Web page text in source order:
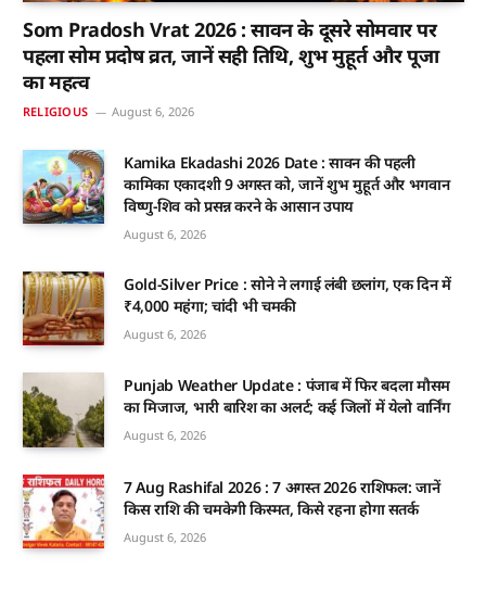
Som Pradosh Vrat 2026 : सावन के दूसरे सोमवार पर
पहला सोम प्रदोष व्रत, जानें सही तिथि, शुभ मुहूर्त और पूजा
का महत्व
RELIGIOUS August 6, 2026
Kamika Ekadashi 2026 Date : सावन की पहली
कामिका एकादशी 9 अगस्त को, जानें शुभ मुहूर्त और भगवान
विष्णु-शिव को प्रसन्न करने के आसान उपाय
August 6, 2026
Gold-Silver Price : सोने ने लगाई लंबी छलांग, एक दिन में
₹4,000 महंगा; चांदी भी चमकी
August 6, 2026
Punjab Weather Update : पंजाब में फिर बदला मौसम
का मिजाज, भारी बारिश का अलर्ट; कई जिलों में येलो वार्निंग
August 6, 2026
7 Aug Rashifal 2026 : 7 अगस्त 2026 राशिफल: जानें
किस राशि की चमकेगी किस्मत, किसे रहना होगा सतर्क
August 6, 2026